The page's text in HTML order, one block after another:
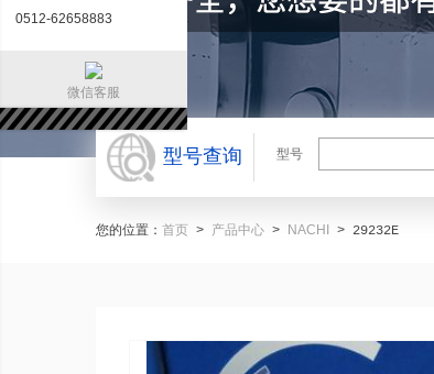
型号查询 型号
您的位置： 首页 > 产品中心 > NACHI > 29232E
0512-62658883
微信客服